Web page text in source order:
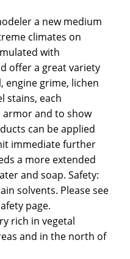
a new medium
climates on
with
offer a great variety
engine grime, lichen
stains, each
armor and to show
can be applied
immediate further
a more extended
and soap. Safety:
solvents. Please see
page.
rich in vegetal
and in the north of